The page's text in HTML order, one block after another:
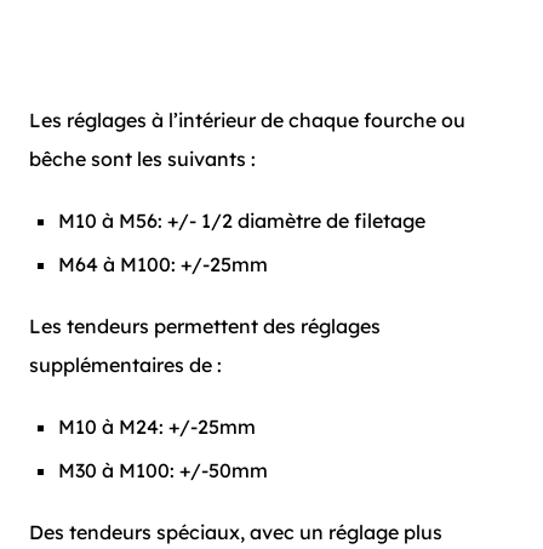
Les réglages à l’intérieur de chaque fourche ou
bêche sont les suivants :
M10 à M56: +/- 1/2 diamètre de filetage
M64 à M100: +/-25mm
Les tendeurs permettent des réglages
supplémentaires de :
M10 à M24: +/-25mm
M30 à M100: +/-50mm
Des tendeurs spéciaux, avec un réglage plus